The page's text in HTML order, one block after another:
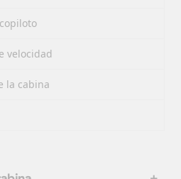
velocidad
la cabina